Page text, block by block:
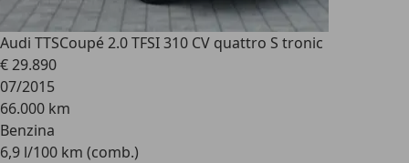
Audi TTSCoupé 2.0 TFSI 310 CV quattro S tronic
€ 29.890
07/2015
66.000 km
Benzina
6,9 l/100 km (comb.)